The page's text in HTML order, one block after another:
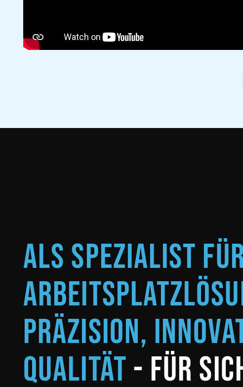
Als Spezialist
Präzision,
Qualität- für